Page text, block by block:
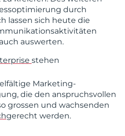
durch
lassen sich heute die
auswerten.
stehen
Marketing-
die den anspruchsvollen
grossen und wachsenden
gerecht werden.